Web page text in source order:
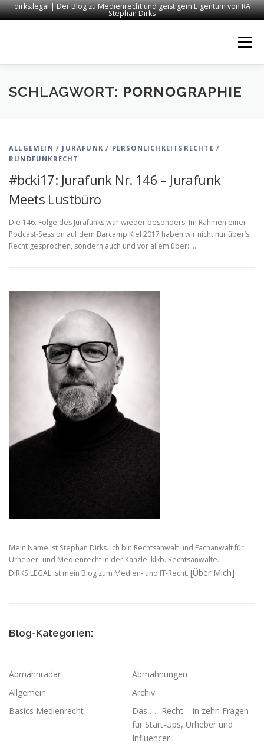
dirks.legal | Der Blog zu Medienrecht und geistigem Eigentum von RA
Stephan Dirks
Menü
START KONTAKT RECHTSANWALT DIRKS
SCHLAGWORT: PORNOGRAPHIE
ALLGEMEIN / JURAFUNK / PERSÖNLICHKEITSRECHTE /
RUNDFUNKRECHT
#bcki17: Jurafunk Nr. 146 – Jurafunk
Meets Lustbüro
Die 146. Folge des Jurafunks war wieder besonders: Im Rahmen einer
Podcast-Session auf dem Barcamp Kiel 2017 haben wir nicht nur über’s
Recht gesprochen, sondern auch und vor allem über: …
Mein Name ist Stephan Dirks. Ich bin Rechtsanwalt und Fachanwalt für
Urheber- und Medienrecht in der Kanzlei klkb. Rechtsanwälte.
DIRKS.LEGAL ist mein Blog zum Medien- und IT-Recht. [Über Mich]
Blog-Kategorien:
Abmahnradar
Abmahnungen
Allgemein
Archiv
Basics Medienrecht
Das … -Recht – in zehn Fragen
für Start-Ups, Urheber und
Influencer